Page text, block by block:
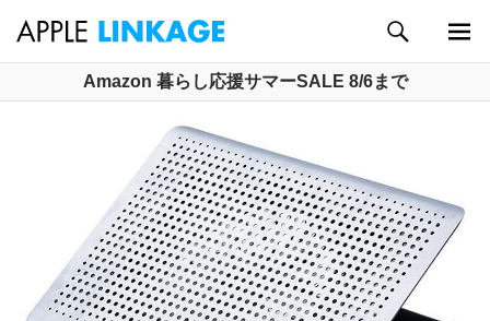
ン
索
Amazon 暮らし応援サマーSALE 8/6まで